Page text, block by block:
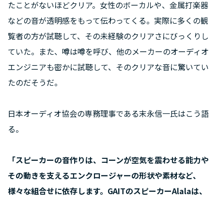
たことがないほどクリア。女性のボーカルや、金属打楽器
などの音が透明感をもって伝わってくる。実際に多くの観
覧者の方が試聴して、その未経験のクリアさにびっくりし
ていた。また、噂は噂を呼び、他のメーカーのオーディオ
エンジニアも密かに試聴して、そのクリアな音に驚いてい
たのだそうだ。
日本オーディオ協会の専務理事である末永信一氏はこう語
る。
「スピーカーの音作りは、コーンが空気を震わせる能力や
その動きを支えるエンクロージャーの形状や素材など、
様々な組合せに依存します。GAITのスピーカーAlalaは、